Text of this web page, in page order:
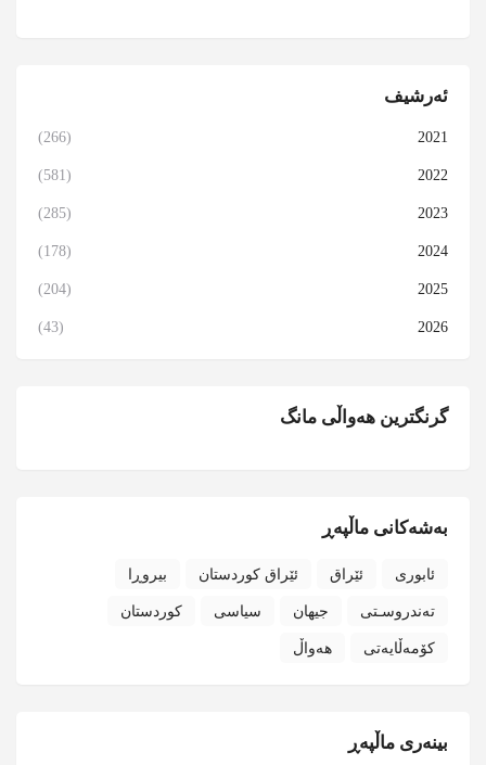
ئەرشیف
2021
(266)
2022
(581)
2023
(285)
2024
(178)
2025
(204)
2026
(43)
گرنگترین هەواڵی مانگ
بەشەکانی ماڵپەڕ
ئابوری ئێراق ئێراق کوردستان بیروڕا
تەندروسـتی جیهان سیاسی کوردستان
کۆمەڵایەتی هەواڵ
بینەری ماڵپەڕ